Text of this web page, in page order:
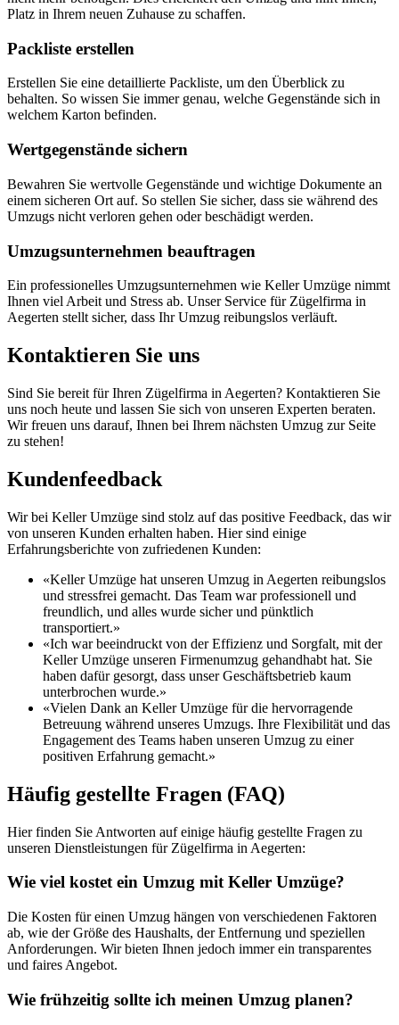
Platz in Ihrem neuen Zuhause zu schaffen.
Packliste erstellen
Erstellen Sie eine detaillierte Packliste, um den Überblick zu
behalten. So wissen Sie immer genau, welche Gegenstände sich in
welchem Karton befinden.
Wertgegenstände sichern
Bewahren Sie wertvolle Gegenstände und wichtige Dokumente an
einem sicheren Ort auf. So stellen Sie sicher, dass sie während des
Umzugs nicht verloren gehen oder beschädigt werden.
Umzugsunternehmen beauftragen
Ein professionelles Umzugsunternehmen wie Keller Umzüge nimmt
Ihnen viel Arbeit und Stress ab. Unser Service für Zügelfirma in
Aegerten stellt sicher, dass Ihr Umzug reibungslos verläuft.
Kontaktieren Sie uns
Sind Sie bereit für Ihren Zügelfirma in Aegerten? Kontaktieren Sie
uns noch heute und lassen Sie sich von unseren Experten beraten.
Wir freuen uns darauf, Ihnen bei Ihrem nächsten Umzug zur Seite
zu stehen!
Kundenfeedback
Wir bei Keller Umzüge sind stolz auf das positive Feedback, das wir
von unseren Kunden erhalten haben. Hier sind einige
Erfahrungsberichte von zufriedenen Kunden:
«Keller Umzüge hat unseren Umzug in Aegerten reibungslos
und stressfrei gemacht. Das Team war professionell und
freundlich, und alles wurde sicher und pünktlich
transportiert.»
«Ich war beeindruckt von der Effizienz und Sorgfalt, mit der
Keller Umzüge unseren Firmenumzug gehandhabt hat. Sie
haben dafür gesorgt, dass unser Geschäftsbetrieb kaum
unterbrochen wurde.»
«Vielen Dank an Keller Umzüge für die hervorragende
Betreuung während unseres Umzugs. Ihre Flexibilität und das
Engagement des Teams haben unseren Umzug zu einer
positiven Erfahrung gemacht.»
Häufig gestellte Fragen (FAQ)
Hier finden Sie Antworten auf einige häufig gestellte Fragen zu
unseren Dienstleistungen für Zügelfirma in Aegerten:
Wie viel kostet ein Umzug mit Keller Umzüge?
Die Kosten für einen Umzug hängen von verschiedenen Faktoren
ab, wie der Größe des Haushalts, der Entfernung und speziellen
Anforderungen. Wir bieten Ihnen jedoch immer ein transparentes
und faires Angebot.
Wie frühzeitig sollte ich meinen Umzug planen?